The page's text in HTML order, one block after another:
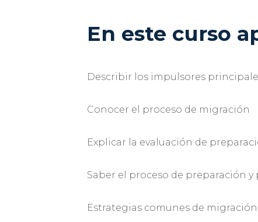
En este curso
Describir los impulsores
Conocer el proceso de migración
Explicar la evaluación de
Saber el proceso de preparación
Estrategias comunes de